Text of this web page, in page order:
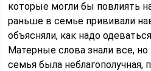
которые могли бы повлиять
раньше в семье прививали
объясняли, как надо
Матерные слова знали все, но
семья была неблагополучная,